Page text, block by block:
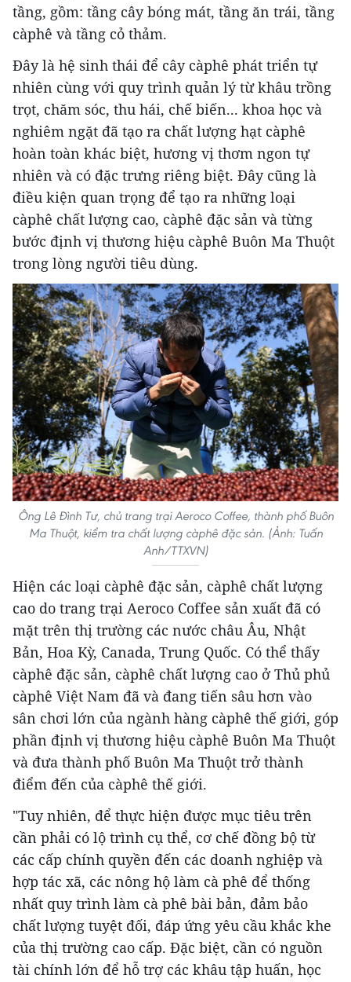
tầng, gồm: tầng cây bóng mát, tầng ăn trái, tầng
càphê và tầng cỏ thảm.
Đây là hệ sinh thái để cây càphê phát triển tự
nhiên cùng với quy trình quản lý từ khâu trồng
trọt, chăm sóc, thu hái, chế biến... khoa học và
nghiêm ngặt đã tạo ra chất lượng hạt càphê
hoàn toàn khác biệt, hương vị thơm ngon tự
nhiên và có đặc trưng riêng biệt. Đây cũng là
điều kiện quan trọng để tạo ra những loại
càphê chất lượng cao, càphê đặc sản và từng
bước định vị thương hiệu càphê Buôn Ma Thuột
trong lòng người tiêu dùng.
Ông Lê Đình Tư, chủ trang trại Aeroco Coffee, thành phố Buôn
Ma Thuột, kiểm tra chất lượng càphê đặc sản. (Ảnh: Tuấn
Anh/TTXVN)
Hiện các loại càphê đặc sản, càphê chất lượng
cao do trang trại Aeroco Coffee sản xuất đã có
mặt trên thị trường các nước châu Âu, Nhật
Bản, Hoa Kỳ, Canada, Trung Quốc. Có thể thấy
càphê đặc sản, càphê chất lượng cao ở Thủ phủ
càphê Việt Nam đã và đang tiến sâu hơn vào
sân chơi lớn của ngành hàng càphê thế giới, góp
phần định vị thương hiệu càphê Buôn Ma Thuột
và đưa thành phố Buôn Ma Thuột trở thành
điểm đến của càphê thế giới.
"Tuy nhiên, để thực hiện được mục tiêu trên
cần phải có lộ trình cụ thể, cơ chế đồng bộ từ
các cấp chính quyền đến các doanh nghiệp và
hợp tác xã, các nông hộ làm cà phê để thống
nhất quy trình làm cà phê bài bản, đảm bảo
chất lượng tuyệt đối, đáp ứng yêu cầu khắc khe
của thị trường cao cấp. Đặc biệt, cần có nguồn
tài chính lớn để hỗ trợ các khâu tập huấn, học